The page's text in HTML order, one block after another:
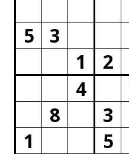
5
3
1
2
4
8
3
1
5